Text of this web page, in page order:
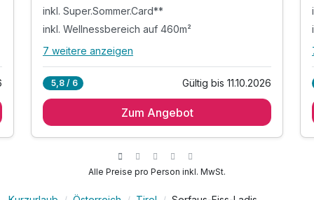
inkl. Super.Sommer.Card**
inkl. Wellnessbereich auf 460m²
Alle Inklusivleistungen
2 x fürstliches Frühstücksbuffet mit Front Cooking
inkl. Nutzung der Saunawelt & Hallenbad
7 weitere anzeigen
5,8 / 6 Gültig bis 11.10.2026
Zum Angebot
Alle Preise pro Person inkl. MwSt.